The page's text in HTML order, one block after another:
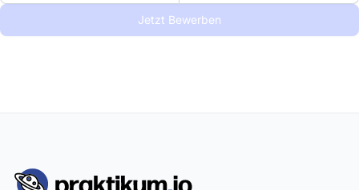
Jetzt Bewerben